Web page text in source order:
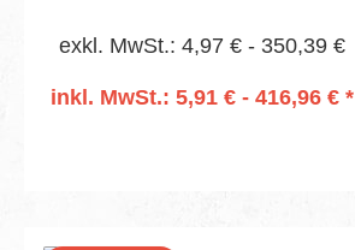
exkl. MwSt.: 4,97 € - 350,39 €
inkl. MwSt.: 5,91 € - 416,96 € *